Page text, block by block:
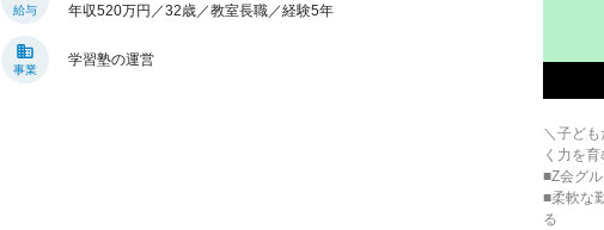
給与
年収520万円／32歳／教室長職／経験5年
事業
学習塾の運営
＼子ど
く力を
■Z会グ
■柔軟な
る